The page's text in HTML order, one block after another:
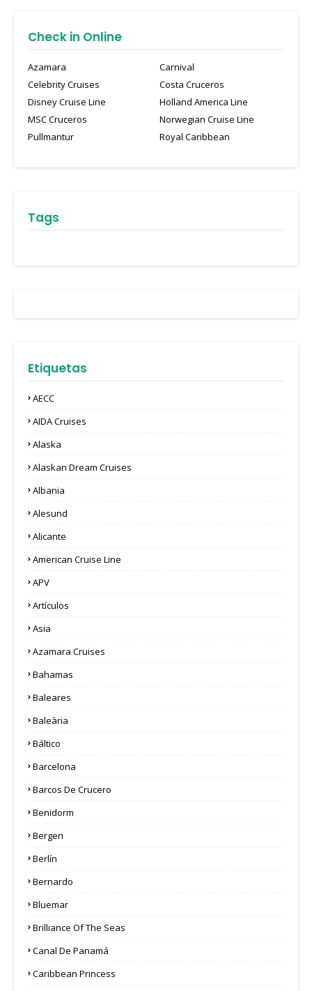
Check in Online
Azamara
Carnival
Celebrity Cruises
Costa Cruceros
Disney Cruise Line
Holland America Line
MSC Cruceros
Norwegian Cruise Line
Pullmantur
Royal Caribbean
Tags
Etiquetas
AECC
AIDA Cruises
Alaska
Alaskan Dream Cruises
Albania
Alesund
Alicante
American Cruise Line
APV
Artículos
Asia
Azamara Cruises
Bahamas
Baleares
Baleària
Báltico
Barcelona
Barcos De Crucero
Benidorm
Bergen
Berlín
Bernardo
Bluemar
Brilliance Of The Seas
Canal De Panamá
Caribbean Princess